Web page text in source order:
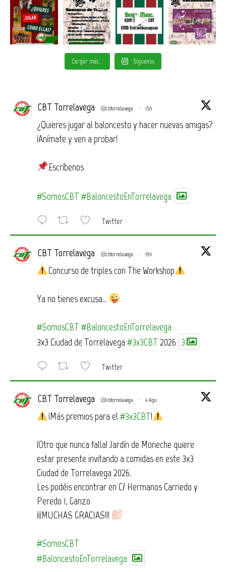
Cargar más... Síguenos
CBT Torrelavega @cbtorrelavega · 15h
¿Quieres jugar al baloncesto y hacer nuevas amigas?
¡Anímate y ven a probar!
Escríbenos
#SomosCBT #BaloncestoEnTorrelavega
Twitter
CBT Torrelavega @cbtorrelavega · 19h
Concurso de triples con The Workshop
Ya no tienes excusa…
#SomosCBT #BaloncestoEnTorrelavega
3x3 Ciudad de Torrelavega#3x3CBT 2026 3
Twitter
CBT Torrelavega @cbtorrelavega · 4 Ago
¡Más premios para el#3x3CBT!
¡Otro que nunca falla! Jardín de Moneche quiere
estar presente invitando a comidas en este 3x3
Ciudad de Torrelavega 2026.
Les podéis encontrar en C/ Hermanos Carriedo y
Peredo 1, Ganzo
¡¡¡MUCHAS GRACIAS!!!
#SomosCBT
#BaloncestoEnTorrelavega